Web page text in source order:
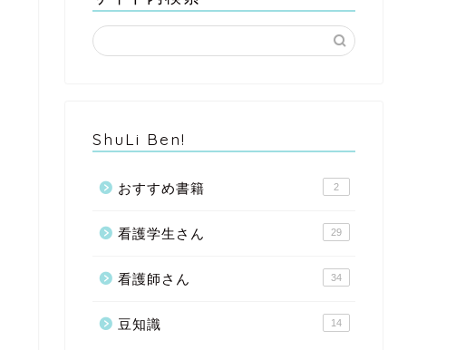
ShuLi Ben!
おすすめ書籍 2
看護学生さん 29
看護師さん 34
豆知識 14